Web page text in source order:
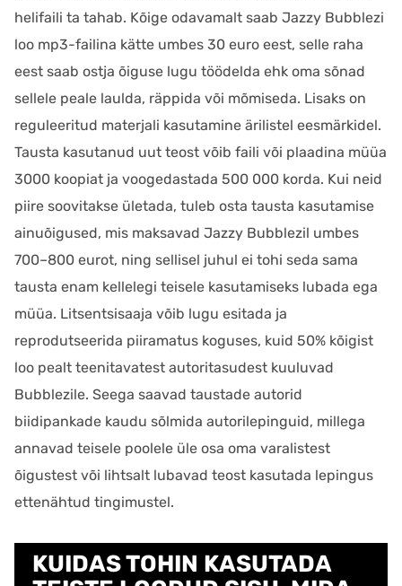
helifaili ta tahab. Kõige odavamalt saab Jazzy Bubblezi
loo mp3-failina kätte umbes 30 euro eest, selle raha
eest saab ostja õiguse lugu töödelda ehk oma sõnad
sellele peale laulda, räppida või mõmiseda. Lisaks on
reguleeritud materjali kasutamine ärilistel eesmärkidel.
Tausta kasutanud uut teost võib faili või plaadina müüa
3000 koopiat ja voogedastada 500 000 korda. Kui neid
piire soovitakse ületada, tuleb osta tausta kasutamise
ainuõigused, mis maksavad Jazzy Bubblezil umbes
700–800 eurot, ning sellisel juhul ei tohi seda sama
tausta enam kellelegi teisele kasutamiseks lubada ega
müüa. Litsentsisaaja võib lugu esitada ja
reprodutseerida piiramatus koguses, kuid 50% kõigist
loo pealt teenitavatest autoritasudest kuuluvad
Bubblezile. Seega saavad taustade autorid
biidipankade kaudu sõlmida autorilepinguid, millega
annavad teisele poolele üle osa oma varalistest
õigustest või lihtsalt lubavad teost kasutada lepingus
ettenähtud tingimustel.
KUIDAS TOHIN KASUTADA